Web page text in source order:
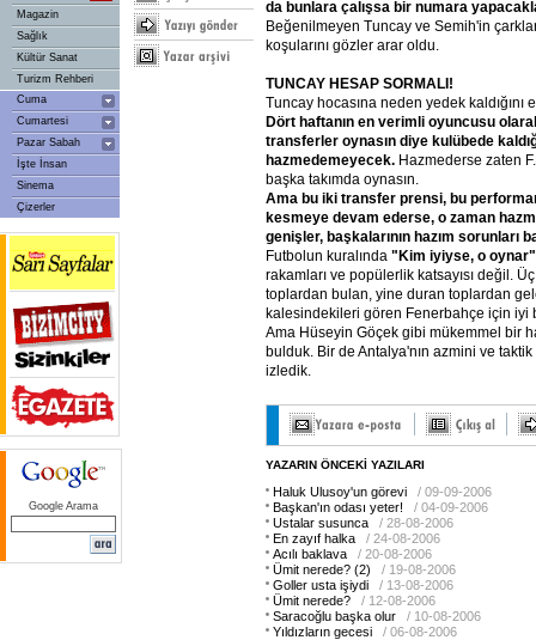
Magazin
Sağlık
Kültür Sanat
Turizm Rehberi
Cuma
Cumartesi
Pazar Sabah
İşte İnsan
Sinema
Çizerler
Google Arama
da bunlara çalışsa bir numara
Beğenilmeyen Tuncay ve Semih'in
koşularını gözler arar oldu.
TUNCAY HESAP SORMALI!
Tuncay hocasına neden yedek kaldığını
Dört haftanın en verimli oyuncusu
transferler oynasın diye kulübede
hazmedemeyecek. Hazmederse zaten
başka takımda oynasın.
Ama bu iki transfer prensi, bu
kesmeye devam ederse, o zaman
genişler, başkalarının hazım sorunları
Futbolun kuralında "Kim iyiyse, o oynar"
rakamları ve popülerlik katsayısı değil.
toplardan bulan, yine duran toplardan
kalesindekileri gören Fenerbahçe için iyi
Ama Hüseyin Göçek gibi mükemmel bir
bulduk. Bir de Antalya'nın azmini ve
izledik.
YAZARIN ÖNCEKİ YAZILARI
Haluk Ulusoy'un görevi
/ 09-09-2006
Başkan'ın odası yeter!
/ 04-09-2006
Ustalar susunca
/ 28-08-2006
En zayıf halka
/ 24-08-2006
Acılı baklava
/ 20-08-2006
Ümit nerede? (2)
/ 19-08-2006
Goller usta işiydi
/ 13-08-2006
Ümit nerede?
/ 12-08-2006
Saracoğlu başka olur
/ 10-08-2006
Yıldızların gecesi
/ 06-08-2006